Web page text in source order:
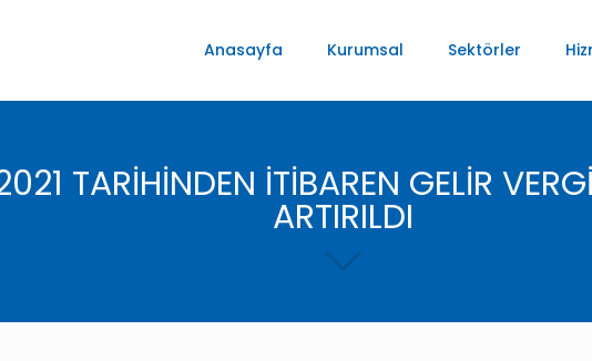
Anasayfa Kurumsal Sektörler
TARİHİNDEN İTİBAREN GELİR
ARTIRILDI